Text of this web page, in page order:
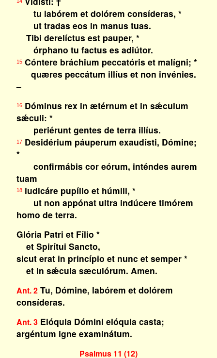
tu labórem et dolórem consíderas, *
ut tradas eos in manus tuas.
Tibi derelíctus est pauper, *
órphano tu factus es adiútor.
15Cóntere bráchium peccatóris et malígni; *
quæres peccátum illíus et non invénies.
–
16Dóminus rex in ætérnum et in sǽculum
sǽculi: *
periérunt gentes de terra illíus.
17Desidérium páuperum exaudísti, Dómine;
*
confirmábis cor eórum, inténdes aurem
tuam
18iudicáre pupíllo et húmili, *
ut non appónat ultra indúcere timórem
homo de terra.
Glória Patri et Fílio *
et Spirítui Sancto,
sicut erat in princípio et nunc et semper *
et in sǽcula sæculórum. Amen.
Ant. 2Tu, Dómine, labórem et dolórem
consíderas.
Ant. 3Elóquia Dómini elóquia casta;
argéntum igne examinátum.
Psalmus 11 (12)